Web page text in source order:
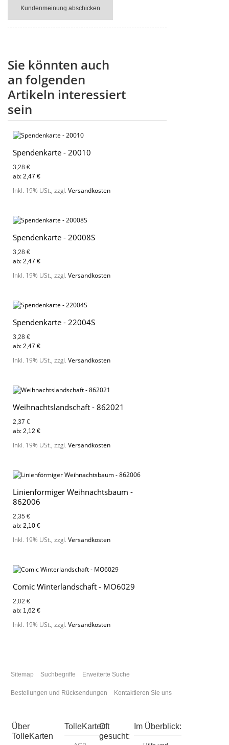
Kundenmeinung abschicken
Sie könnten auch
an folgenden
Artikeln interessiert
sein
Spendenkarte - 20010
3,28 €
ab: 2,47 €
Inkl. 19% USt.,zzgl.Versandkosten
Spendenkarte - 20008S
3,28 €
ab: 2,47 €
Inkl. 19% USt.,zzgl.Versandkosten
Spendenkarte - 22004S
3,28 €
ab: 2,47 €
Inkl. 19% USt.,zzgl.Versandkosten
Weihnachtslandschaft - 862021
2,37 €
ab: 2,12 €
Inkl. 19% USt.,zzgl.Versandkosten
Linienförmiger Weihnachtsbaum -
862006
2,35 €
ab: 2,10 €
Inkl. 19% USt.,zzgl.Versandkosten
Comic Winterlandschaft - MO6029
2,02 €
ab: 1,62 €
Inkl. 19% USt.,zzgl.Versandkosten
Sitemap Suchbegriffe Erweiterte Suche
Bestellungen und Rücksendungen Kontaktieren Sie uns
Über
TolleKarten
TolleKarten
Oft
gesucht:
Im Überblick: